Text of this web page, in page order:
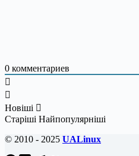
0 комментариев
Новіші
Старіші Найпопулярніші
© 2010 - 2025 UALinux